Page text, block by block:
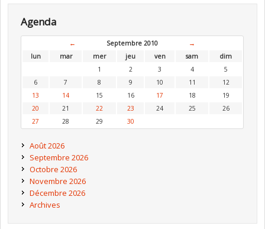
Agenda
← Septembre 2010
→
lun
mar mer jeu ven sam
dim
1
2 3 4
5
6
7 8 9 10 11
12
13
14 15 16 17 18
19
20
21 22 23 24 25
26
27
28 29 30
Août 2026
Septembre 2026
Octobre 2026
Novembre 2026
Décembre 2026
Archives